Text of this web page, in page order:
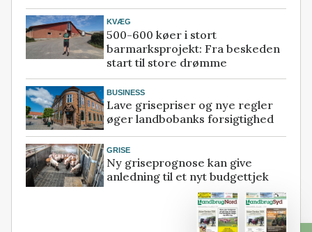
KVÆG
500-600 køer i stort
barmarksprojekt: Fra beskeden
start til store drømme
BUSINESS
Lave grisepriser og nye regler
øger landbobanks forsigtighed
GRISE
Ny griseprognose kan give
anledning til et nyt budgettjek